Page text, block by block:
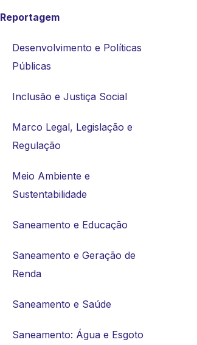
Reportagem
Desenvolvimento e Políticas
Públicas
Inclusão e Justiça Social
Marco Legal, Legislação e
Regulação
Meio Ambiente e
Sustentabilidade
Saneamento e Educação
Saneamento e Geração de
Renda
Saneamento e Saúde
Saneamento: Água e Esgoto